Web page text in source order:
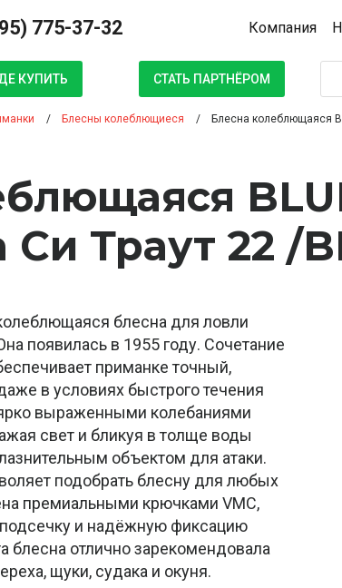
775-37-32 Компания
КУПИТЬ СТАТЬ ПАРТНЁРОМ
Блесны колеблющиеся Блесна колеблющаяся
Траут 22 /
блесна для ловли
появилась в 1955 году. Сочетание
приманке точный,
в условиях быстрого течения
выраженными колебаниями
свет и бликуя в толще воды
объектом для атаки.
подобрать блесну для любых
премиальными крючками VMC,
и надёжную фиксацию
отлично зарекомендовала
щуки, судака и окуня.